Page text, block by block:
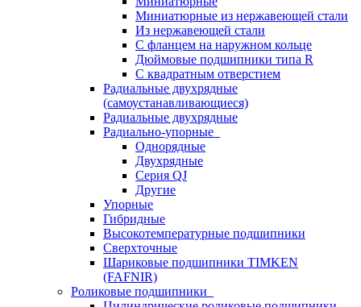
Миниатюрные из нержавеющей стали
Из нержавеющей стали
С фланцем на наружном кольце
Дюймовые подшипники типа R
С квадратным отверстием
Радиальные двухрядные
(самоустанавливающиеся)
Радиальные двухрядные
Радиально-упорные
Однорядные
Двухрядные
Серия QJ
Другие
Упорные
Гибридные
Высокотемпературные подшипники
Сверхточные
Шариковые подшипники TIMKEN
(FAFNIR)
Роликовые подшипники